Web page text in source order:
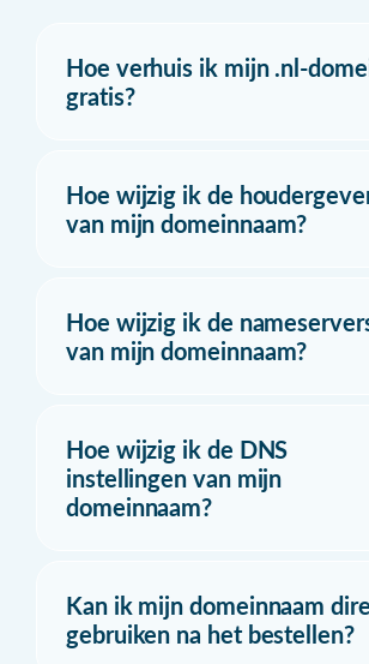
Hoe verhuis ik mijn .nl-
gratis?
Hoe wijzig ik de
van mijn domeinnaam?
Hoe wijzig ik de
van mijn domeinnaam?
Hoe wijzig ik de DNS
instellingen van mijn
domeinnaam?
Kan ik mijn domeinnaam
gebruiken na het bestellen?